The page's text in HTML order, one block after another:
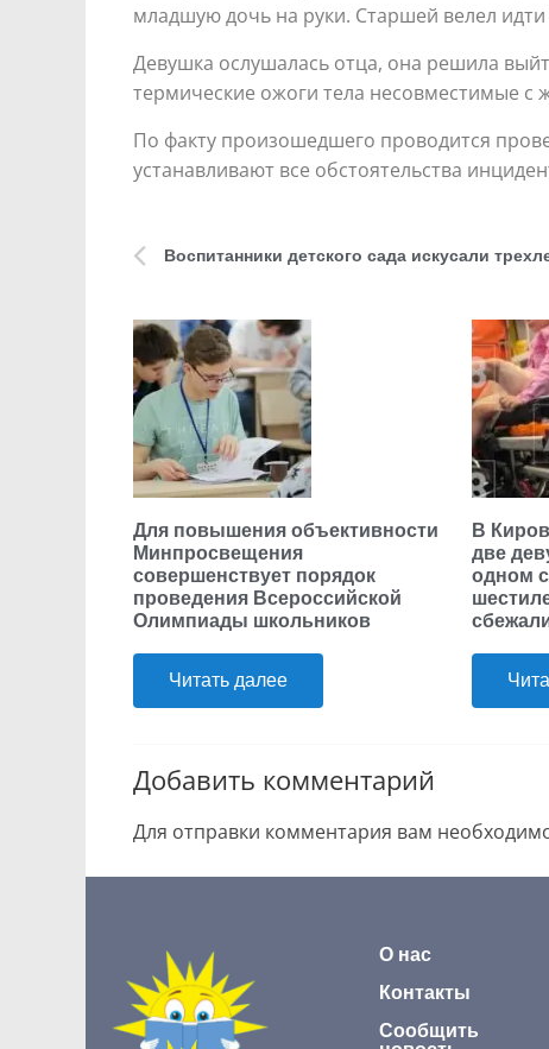
младшую дочь на руки. Старшей велел
Девушка ослушалась отца, она решила
термические ожоги тела несовместимые
По факту произошедшего проводится
устанавливают все обстоятельства
Для повышения объективности
Минпросвещения
совершенствует порядок
проведения Всероссийской
Олимпиады школьников
Читать далее
В
две
одном
Добавить комментарий
Для отправки комментария вам
О нас
Контакты
Сообщить